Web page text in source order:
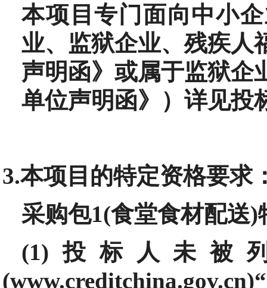
本项目专门面向中小
业、监狱企业、残疾人
声明函》或属于监狱企
单位声明函》）详见投
3.本项目的特定资格要求
采购包1(食堂食材配送
(1)投标人未被